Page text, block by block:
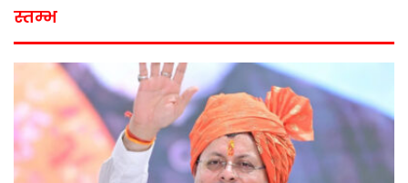
स्तम्भ